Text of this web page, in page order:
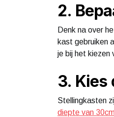
2.
Denk na over
kast gebruiken
je bij het kiezen
3. Kies
Stellingkasten
diepte van